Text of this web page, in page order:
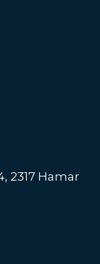
2317 Hamar